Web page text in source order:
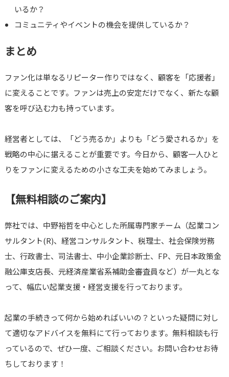
いるか？
コミュニティやイベントの機会を提供しているか？
まとめ
ファン化は単なるリピーター作りではなく、顧客を「応援者」
に変えることです。ファンは売上の安定だけでなく、新たな顧
客を呼び込む力も持っています。
経営者としては、「どう売るか」よりも「どう愛されるか」を
戦略の中心に据えることが重要です。今日から、顧客一人ひと
りをファンに変えるための小さな工夫を始めてみましょう。
【無料相談のご案内】
弊社では、中野裕哲を中心とした所属専門家チーム（起業コン
サルタント(R)、経営コンサルタント、税理士、社会保険労務
士、行政書士、司法書士、中小企業診断士、FP、元日本政策金
融公庫支店長、元経済産業省系補助金審査員など）が一丸とな
って、幅広い起業支援・経営支援を行っております。
起業の手続きって何から始めればいいの？といった疑問に対し
て適切なアドバイスを無料にて行っております。無料相談も行
っているので、ぜひ一度、ご相談ください。お問い合わせお待
ちしております！